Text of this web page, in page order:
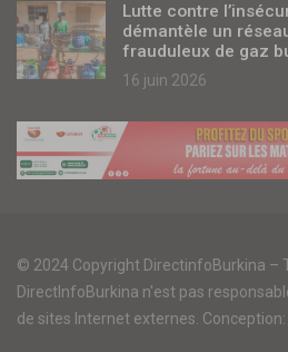
Lutte contre
démantèle un
frauduleux de gaz
16 juin 2026
© 2024 Copyright DirectinfoBurkina –
DirectInfoBurkina n'est pas
de sites Internet externes. Conception: